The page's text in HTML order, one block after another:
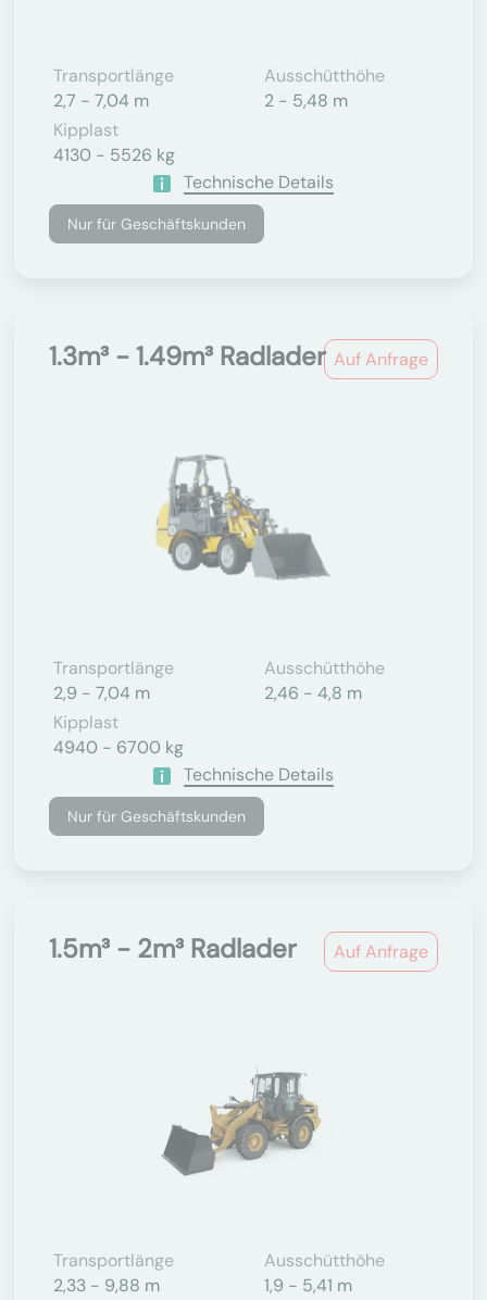
Transportlänge
2,7 - 7,04 m
Ausschütthöhe
2 - 5,48 m
Kipplast
4130 - 5526 kg
Technische Details
Nur für Geschäftskunden
Auf Anfrage
1.3m³ - 1.49m³ Radlader
Transportlänge
2,9 - 7,04 m
Ausschütthöhe
2,46 - 4,8 m
Kipplast
4940 - 6700 kg
Technische Details
Nur für Geschäftskunden
Auf Anfrage
1.5m³ - 2m³ Radlader
Transportlänge
2,33 - 9,88 m
Ausschütthöhe
1,9 - 5,41 m